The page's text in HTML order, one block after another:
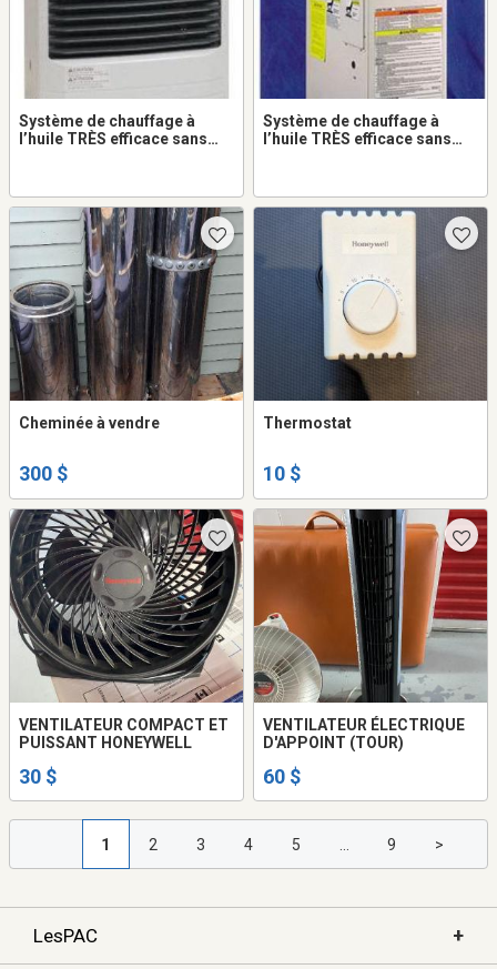
Système de chauffage à
l’huile TRÈS efficace sans
Système de chauffage à
l’huile TRÈS efficace sans
Cheminée à vendre
300 $
Thermostat
10 $
VENTILATEUR COMPACT ET
PUISSANT HONEYWELL
30 $
VENTILATEUR ÉLECTRIQUE
D'APPOINT (TOUR)
60 $
1 2 3 4 5 9 >
LesPAC +